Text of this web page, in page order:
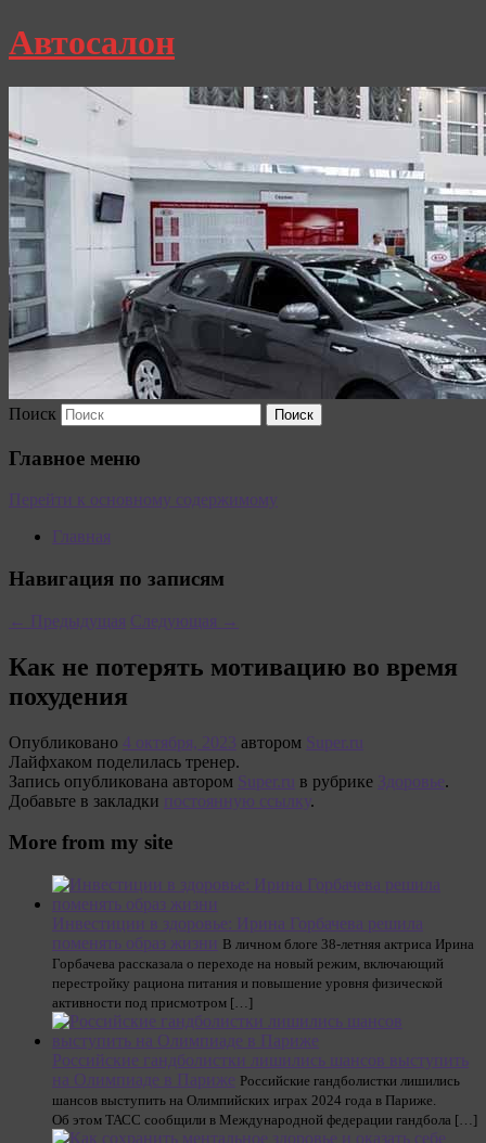
Автосалон
Поиск
Главное меню
Перейти к основному содержимому
Главная
Навигация по записям
← Предыдущая Следующая →
Как не потерять мотивацию во время
похудения
Опубликовано 4 октября, 2023 автором Super.ru
Лайфхаком поделилась тренер.
Запись опубликована автором Super.ru в рубрике Здоровье.
Добавьте в закладки постоянную ссылку.
More from my site
Инвестиции в здоровье: Ирина Горбачева решила
поменять образ жизни В личном блоге 38-летняя актриса Ирина
Горбачева рассказала о переходе на новый режим, включающий
перестройку рациона питания и повышение уровня физической
активности под присмотром […]
Российские гандболистки лишились шансов выступить
на Олимпиаде в Париже Российские гандболистки лишились
шансов выступить на Олимпийских играх 2024 года в Париже.
Об этом ТАСС сообщили в Международной федерации гандбола […]